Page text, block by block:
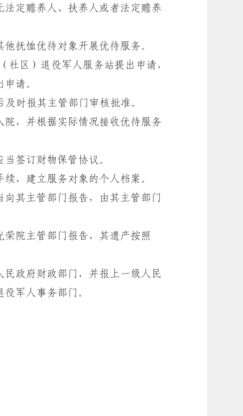
定赡养人、扶养人或者法定赡养
抚恤优待对象开展优待服务。
区）退役军人服务站提出申请，
请。
时报其主管部门审核批准。
，并根据实际情况接收优待服务
签订财物保管协议。
，建立服务对象的个人档案。
其主管部门报告，由其主管部门
院主管部门报告，其遗产按照
政府财政部门，并报上一级人民
军人事务部门。